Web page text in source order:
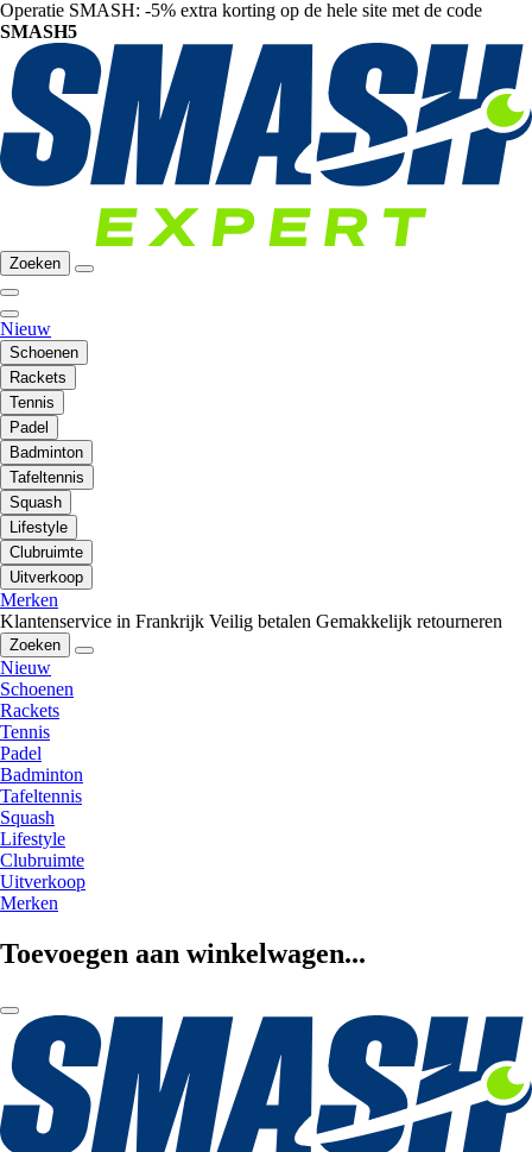
Operatie SMASH: -5% extra korting op de hele site met de code
SMASH5
Zoeken
Nieuw
Schoenen
Rackets
Tennis
Padel
Badminton
Tafeltennis
Squash
Lifestyle
Clubruimte
Uitverkoop
Merken
Klantenservice in Frankrijk Veilig betalen Gemakkelijk retourneren
Zoeken
Nieuw
Schoenen
Rackets
Tennis
Padel
Badminton
Tafeltennis
Squash
Lifestyle
Clubruimte
Uitverkoop
Merken
Toevoegen aan winkelwagen...